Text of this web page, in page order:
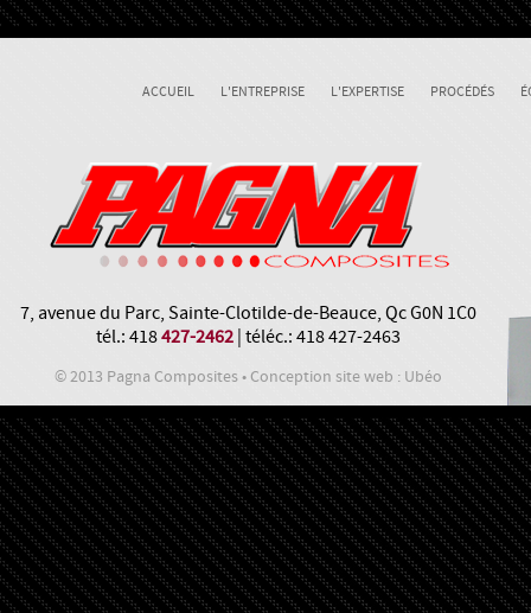
ACCUEIL L'ENTREPRISE L'EXPERTISE PROCÉDÉS
7, avenue du Parc, Sainte-Clotilde-de-Beauce, Qc G0N 1C0
tél.: 418427-2462 | téléc.: 418 427-2463
© 2013 Pagna Composites • Conception site web : Ubéo